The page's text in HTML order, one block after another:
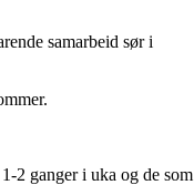
samarbeid sør i
2 ganger i uka og de som